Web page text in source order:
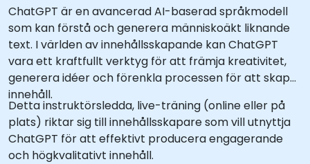
ChatGPT är en avancerad AI-baserad språkmodell
som kan förstå och generera människoäkt liknande
text. I världen av innehållsskapande kan ChatGPT
vara ett kraftfullt verktyg för att främja kreativitet,
generera idéer och förenkla processen för att skapa
innehåll.
Detta instruktörsledda, live-träning (online eller på
plats) riktar sig till innehållsskapare som vill utnyttja
ChatGPT för att effektivt producera engagerande
och högkvalitativt innehåll.